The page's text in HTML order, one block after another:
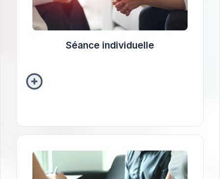
Séance individuelle
spécifique.
Thérapie de couple
Cette démarche permet d’explorer les
dynamiques relationnelles affectives afin de